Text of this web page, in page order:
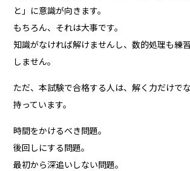
と」に意識が向きます。
もちろん、それは大事です。
知識がなければ解けませんし、数的処理も練
しません。
ただ、本試験で合格する人は、解く力だけでな
持っています。
時間をかけるべき問題。
後回しにする問題。
最初から深追いしない問題。